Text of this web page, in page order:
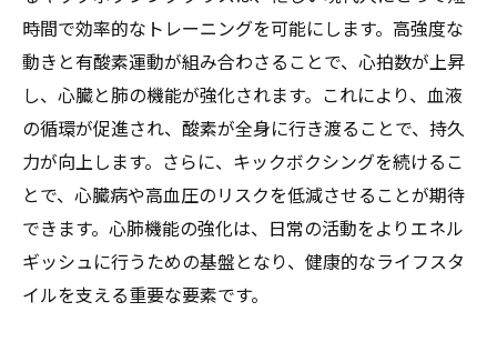
時間で効率的なトレーニングを可能にします。高強度な
動きと有酸素運動が組み合わさることで、心拍数が上昇
し、心臓と肺の機能が強化されます。これにより、血液
の循環が促進され、酸素が全身に行き渡ることで、持久
力が向上します。さらに、キックボクシングを続けるこ
とで、心臓病や高血圧のリスクを低減させることが期待
できます。心肺機能の強化は、日常の活動をよりエネル
ギッシュに行うための基盤となり、健康的なライフスタ
イルを支える重要な要素です。